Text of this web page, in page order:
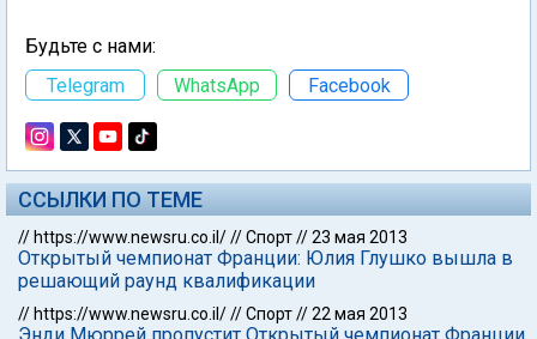
Будьте с нами:
Telegram
WhatsApp Facebook
ССЫЛКИ ПО ТЕМЕ
// https://www.newsru.co.il///Спорт//23 мая 2013
Открытый чемпионат Франции: Юлия Глушко вышла в
решающий раунд квалификации
// https://www.newsru.co.il///Спорт//22 мая 2013